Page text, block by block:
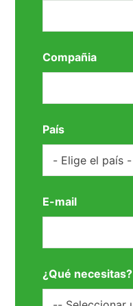
Compañia
País
E-mail
¿Qué necesitas?